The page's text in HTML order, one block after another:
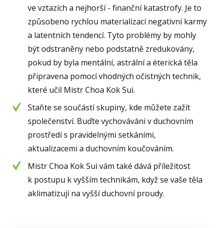
ve vztazích a nejhorší - finanční katastrofy. Je to
způsobeno rychlou materializací negativní karmy
a latentních tendencí. Tyto problémy by mohly
být odstraněny nebo podstatně zredukovány,
pokud by byla mentální, astrální a éterická těla
připravena pomocí vhodných očistných technik,
které učil Mistr Choa Kok Sui.
Staňte se součástí skupiny, kde můžete zažít
společenství. Buďte vychováváni v duchovním
prostředí s pravidelnými setkáními,
aktualizacemi a duchovním koučováním.
Mistr Choa Kok Sui vám také dává příležitost
k postupu k vyšším technikám, když se vaše těla
aklimatizují na vyšší duchovní proudy.